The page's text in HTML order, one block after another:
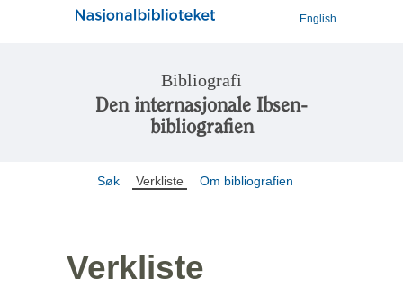
English
Bibliografi
Den internasjonale Ibsen-
bibliografien
Søk Verkliste Om bibliografien
Verkliste